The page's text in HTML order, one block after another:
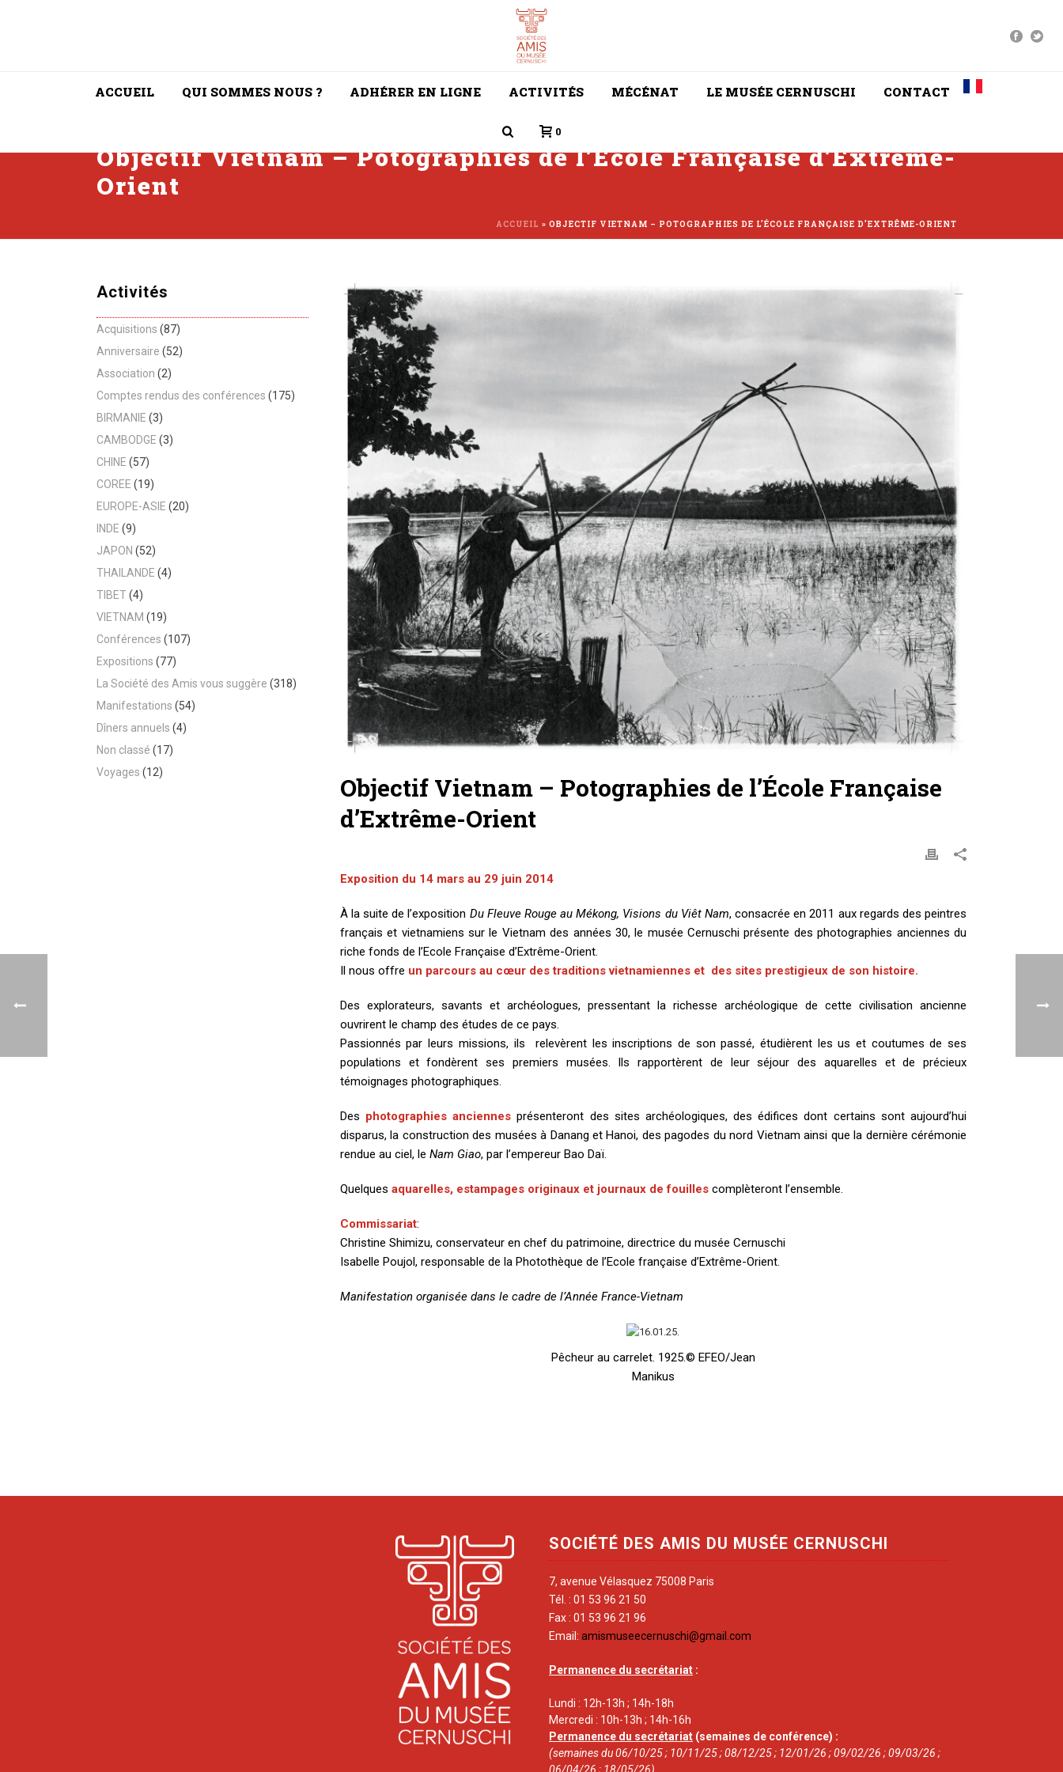
ACCUEIL QUI SOMMES NOUS ? ADHÉRER EN LIGNE ACTIVITÉS MÉCÉNAT LE MUSÉE CERNUSCHI CONTACT
0
Objectif Vietnam – Potographies de l’École Française d’Extrême-
Orient
ACCUEIL » OBJECTIF VIETNAM – POTOGRAPHIES DE L’ÉCOLE FRANÇAISE D’EXTRÊME-ORIENT
Objectif Vietnam – Potographies de l’École Française
d’Extrême-Orient
Exposition du 14 mars au 29 juin 2014
À la suite de l’exposition Du Fleuve Rouge au Mékong, Visions du Viêt Nam, consacrée en 2011 aux regards des peintres
français et vietnamiens sur le Vietnam des années 30, le musée Cernuschi présente des photographies anciennes du
riche fonds de l’Ecole Française d’Extrême-Orient.
Il nous offre un parcours au cœur des traditions vietnamiennes et des sites prestigieux de son histoire.
Des explorateurs, savants et archéologues, pressentant la richesse archéologique de cette civilisation ancienne
ouvrirent le champ des études de ce pays.
Passionnés par leurs missions, ils relevèrent les inscriptions de son passé, étudièrent les us et coutumes de ses
populations et fondèrent ses premiers musées. Ils rapportèrent de leur séjour des aquarelles et de précieux
témoignages photographiques.
Des photographies anciennes présenteront des sites archéologiques, des édifices dont certains sont aujourd’hui
disparus, la construction des musées à Danang et Hanoi, des pagodes du nord Vietnam ainsi que la dernière cérémonie
rendue au ciel, le Nam Giao, par l’empereur Bao Daï.
Quelques aquarelles, estampages originaux et journaux de fouillescomplèteront l’ensemble.
Commissariat:
Christine Shimizu, conservateur en chef du patrimoine, directrice du musée Cernuschi
Isabelle Poujol, responsable de la Photothèque de l’Ecole française d’Extrême-Orient.
Manifestation organisée dans le cadre de l’Année France-Vietnam
Pêcheur au carrelet. 1925.© EFEO/Jean
Manikus
Activités
Acquisitions (87)
Anniversaire (52)
Association (2)
Comptes rendus des conférences (175)
BIRMANIE (3)
CAMBODGE (3)
CHINE (57)
COREE (19)
EUROPE-ASIE (20)
INDE (9)
JAPON (52)
THAILANDE (4)
TIBET(4)
VIETNAM (19)
Conférences (107)
Expositions (77)
La Société des Amis vous suggère (318)
Manifestations (54)
Dîners annuels (4)
Non classé (17)
Voyages (12)
SOCIÉTÉ DES AMIS DU MUSÉE CERNUSCHI
7, avenue Vélasquez 75008 Paris
Tél. : 01 53 96 21 50
Fax : 01 53 96 21 96
Email: amismuseecernuschi@gmail.com
Permanence du secrétariat :
Lundi : 12h-13h ; 14h-18h
Mercredi : 10h-13h ; 14h-16h
Permanence du secrétariat (semaines de conférence) :
(semaines du 06/10/25 ; 10/11/25 ; 08/12/25 ; 12/01/26 ; 09/02/26 ; 09/03/26 ;